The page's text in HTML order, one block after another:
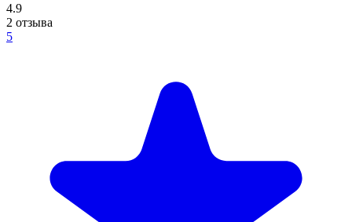
4.9
2 отзыва
5